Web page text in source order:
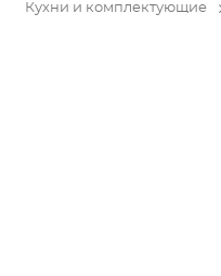
Кухни и комплектующие